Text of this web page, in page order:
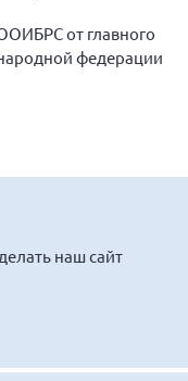
от главного
федерации
наш сайт